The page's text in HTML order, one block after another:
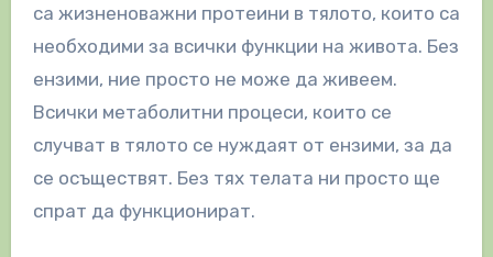
са жизненоважни протеини в тялото, които са
необходими за всички функции на живота. Без
ензими, ние просто не може да живеем.
Всички метаболитни процеси, които се
случват в тялото се нуждаят от ензими, за да
се осъществят. Без тях телата ни просто ще
спрат да функционират.